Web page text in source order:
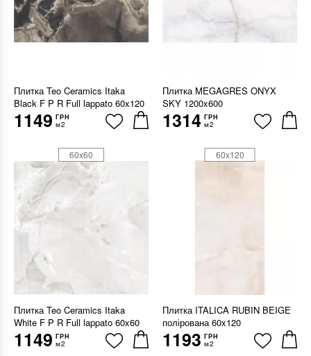
Плитка Teo Ceramics Itaka
Black F P R Full lappato 60x120
1149 ГРН
м2
Плитка MEGAGRES ONYX
SKY 1200x600
1314 ГРН
м2
Плитка Teo Ceramics Itaka
White F P R Full lappato 60x60
1149 ГРН
м2
60x60
Плитка ITALICA RUBIN BEIGE
полірована 60x120
1193 ГРН
м2
60x120